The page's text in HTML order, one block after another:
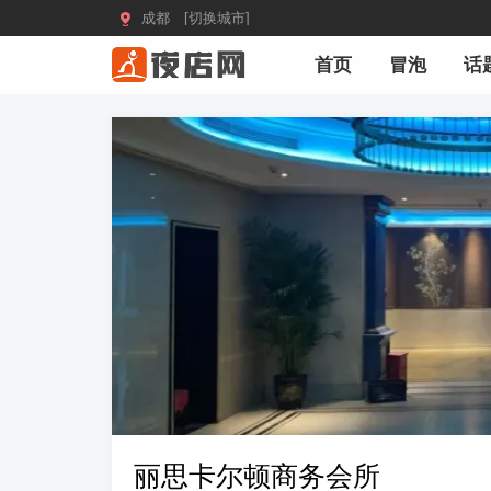
 成都 [切换城市]
首页 冒泡 话
丽思卡尔顿商务会所